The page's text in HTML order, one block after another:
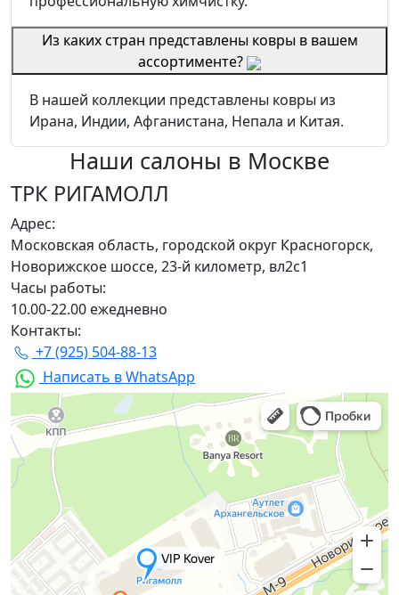
Из каких стран представлены ковры в вашем
ассортименте?
В нашей коллекции представлены ковры из
Ирана, Индии, Афганистана, Непала и Китая.
Наши салоны в Москве
ТРК РИГАМОЛЛ
Адрес:
Московская область, городской округ Красногорск,
Новорижское шоссе, 23-й километр, вл2с1
Часы работы:
10.00-22.00 ежедневно
Контакты:
+7 (925) 504-88-13
Написать в WhatsApp